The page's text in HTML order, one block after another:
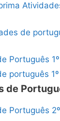
de
Português
português
de
Português